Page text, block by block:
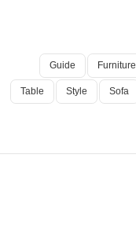
Furniture
Guide
Sofa
Style
Table